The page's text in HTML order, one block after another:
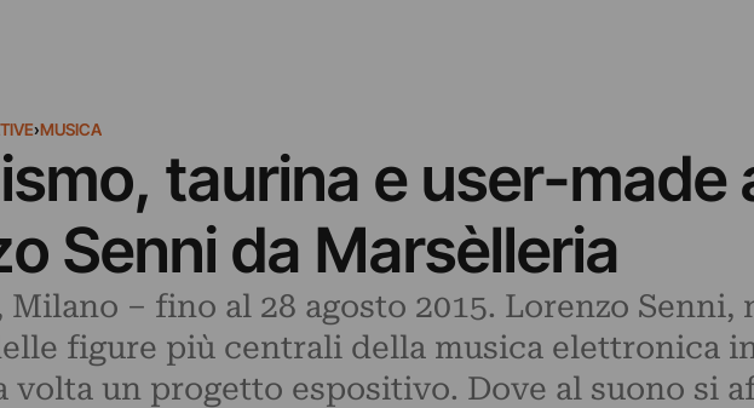
›MUSICA
taurina e user-made
Senni da Marsèlleria
– fino al 28 agosto 2015. Lorenzo Senni,
figure più centrali della musica elettronica
volta un progetto espositivo. Dove al suono si